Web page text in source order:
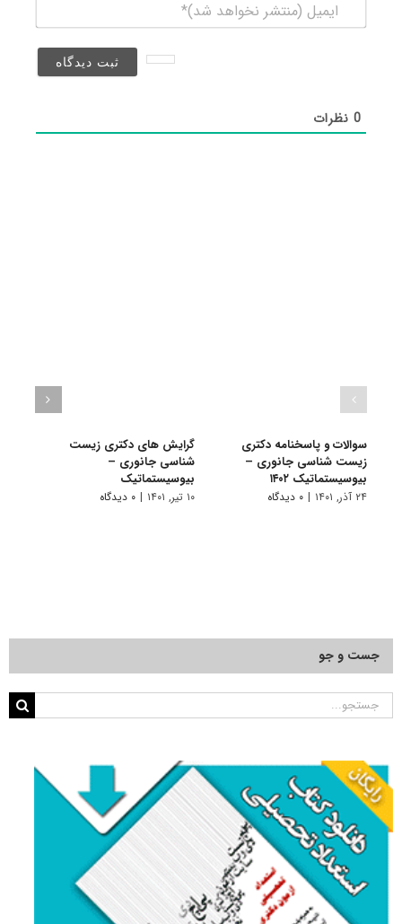
(منتشر
0نظرات
سوالات و پاسخنامه دکتری
زیست شناسی جانوری –
بیوسیستماتیک ۱۴۰۲
۲۴ آذر, ۱۴۰۱ | ۰ دیدگاه
گرایش های دکتری زیست
شناسی ﺟﺎﻧﻮری –
بیوسیستماتیک
۱۰ تیر, ۱۴۰۱ | ۰ دیدگاه
جست و جو
جستجو